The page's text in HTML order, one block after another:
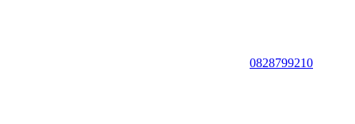
0828799210